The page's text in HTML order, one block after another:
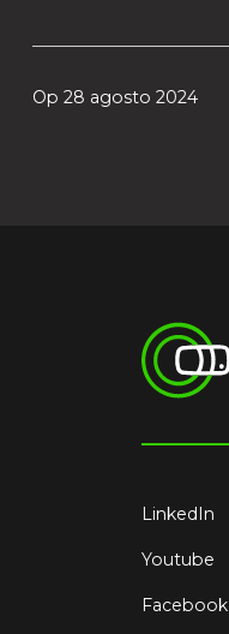
Op 28 agosto 2024
LinkedIn
Youtube
Facebook